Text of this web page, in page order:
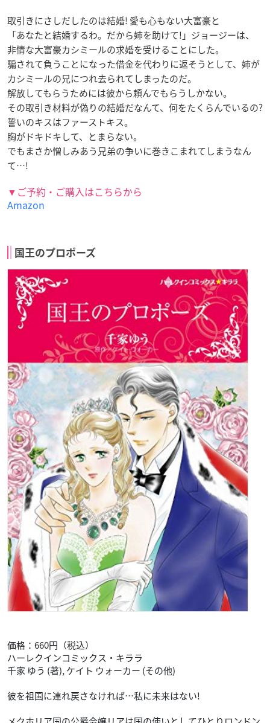
取引きにさしだしたのは結婚! 愛も心もない大富豪と
「あなたと結婚するわ。だから姉を助けて!」ジョージーは、
非情な大富豪カシミールの求婚を受けることにした。
騙されて負うことになった借金を代わりに返そうとして、姉が
カシミールの兄につれ去られてしまったのだ。
解放してもらうためには彼から頼んでもらうしかない。
その取引き材料が偽りの結婚だなんて、何をたくらんでいるの?
誓いのキスはファーストキス。
胸がドキドキして、とまらない。
でもまさか憎しみあう兄弟の争いに巻きこまれてしまうなん
て…!
▼ご予約・ご購入はこちらから
Amazon
国王のプロポーズ
価格：660円（税込）
ハーレクインコミックス・キララ
千家 ゆう (著), ケイト ウォーカー (その他)
彼を祖国に連れ戻さなければ…私に未来はない!